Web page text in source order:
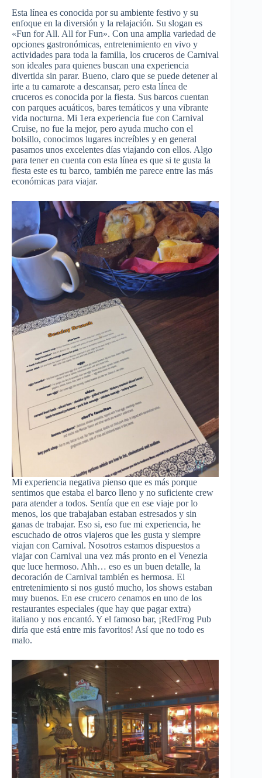
Esta línea es conocida por su ambiente festivo y su
enfoque en la diversión y la relajación. Su slogan es
«Fun for All. All for Fun». Con una amplia variedad de
opciones gastronómicas, entretenimiento en vivo y
actividades para toda la familia, los cruceros de Carnival
son ideales para quienes buscan una experiencia
divertida sin parar. Bueno, claro que se puede detener al
irte a tu camarote a descansar, pero esta línea de
cruceros es conocida por la fiesta. Sus barcos cuentan
con parques acuáticos, bares temáticos y una vibrante
vida nocturna. Mi 1era experiencia fue con Carnival
Cruise, no fue la mejor, pero ayuda mucho con el
bolsillo, conocimos lugares increíbles y en general
pasamos unos excelentes días viajando con ellos. Algo
para tener en cuenta con esta línea es que si te gusta la
fiesta este es tu barco, también me parece entre las más
económicas para viajar.
Mi experiencia negativa pienso que es más porque
sentimos que estaba el barco lleno y no suficiente crew
para atender a todos. Sentía que en ese viaje por lo
menos, los que trabajaban estaban estresados y sin
ganas de trabajar. Eso si, eso fue mi experiencia, he
escuchado de otros viajeros que les gusta y siempre
viajan con Carnival. Nosotros estamos dispuestos a
viajar con Carnival una vez más pronto en el Venezia
que luce hermoso. Ahh… eso es un buen detalle, la
decoración de Carnival también es hermosa. El
entretenimiento si nos gustó mucho, los shows estaban
muy buenos. En ese crucero cenamos en uno de los
restaurantes especiales (que hay que pagar extra)
italiano y nos encantó. Y el famoso bar, ¡RedFrog Pub
diría que está entre mis favoritos! Así que no todo es
malo.